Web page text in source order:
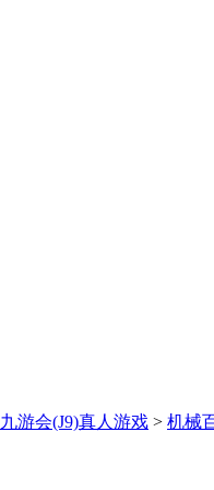
九游会(J9)真人游戏 > 机械